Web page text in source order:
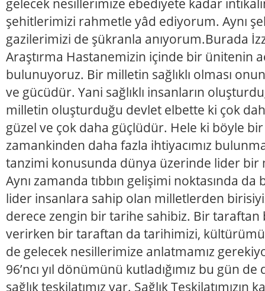
şehitlerimizi rahmetle yâd ediyorum. Aynı
gazilerimizi de şükranla anıyorum.Burada
Araştırma Hastanemizin içinde bir ünitenin
bulunuyoruz. Bir milletin sağlıklı olması
ve gücüdür. Yani sağlıklı insanların
milletin oluşturduğu devlet elbette ki çok
güzel ve çok daha güçlüdür. Hele ki böyle
zamankinden daha fazla ihtiyacımız
tanzimi konusunda dünya üzerinde lider bir
Aynı zamanda tıbbın gelişimi noktasında
lider insanlara sahip olan milletlerden
derece zengin bir tarihe sahibiz. Bir
verirken bir taraftan da tarihimizi,
de gelecek nesillerimize anlatmamız
96’ncı yıl dönümünü kutladığımız bu gün
sağlık teşkilatımız var. Sağlık Teşkilatımızın